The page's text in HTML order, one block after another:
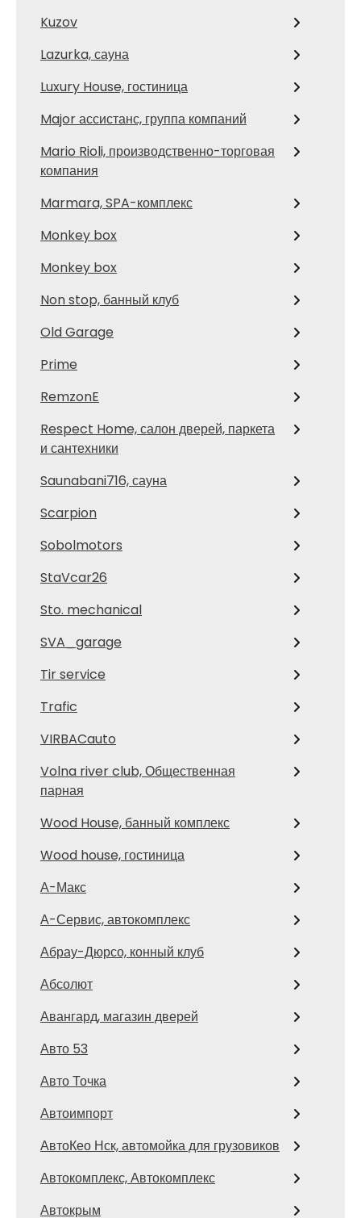
Kuzov
Lazurka, сауна
Luxury House, гостиница
Major ассистанс, группа компаний
Mario Rioli, производственно-торговая
компания
Marmara, SPA-комплекс
Monkey box
Monkey box
Non stop, банный клуб
Old Garage
Prime
RemzonE
Respect Home, салон дверей, паркета
и сантехники
Saunabani716, сауна
Scarpion
Sobolmotors
StaVcar26
Sto. mechanical
SVA_garage
Tir service
Trafic
VIRBACauto
Volna river club, Общественная
парная
Wood House, банный комплекс
Wood house, гостиница
А-Макс
А-Сервис, автокомплекс
Абрау-Дюрсо, конный клуб
Абсолют
Авангард, магазин дверей
Авто 53
Авто Точка
Автоимпорт
АвтоКео Нск, автомойка для грузовиков
Автокомплекс, Автокомплекс
Автокрым